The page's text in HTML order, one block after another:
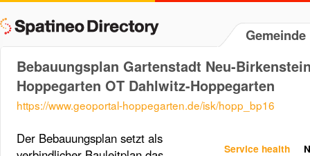
Bebauungsplan Gartenstadt Neu-
Hoppegarten OT Dahlwitz-Hoppegarten
https://www.geoportal-hoppegarten.de/isk/hopp_bp16
Service health
Der Bebauungsplan setzt als